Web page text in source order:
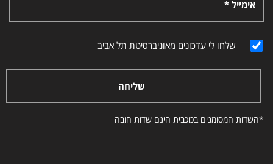
אימייל *
שלחו לי עדכונים מאוניברסיטת תל אביב
שליחה
*השדות המסומנים בכוכבית הינם שדות חובה